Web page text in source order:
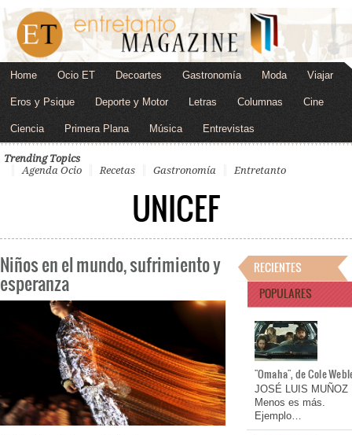
Home Ocio ET Decoartes Gastronomía Moda Viajar
Eros y Psique Deporte y Motor Letras Columnas Cine
Ciencia Primera Plana Música Entrevistas
Trending Topics
Agenda Ocio
Recetas Gastronomía Entretanto
UNICEF
Niños en el mundo, sufrimiento y
esperanza
RECIENTES
POPULARES
"Omaha", de Cole
JOSÉ LUIS MUÑOZ
Menos es más.
Ejemplo…